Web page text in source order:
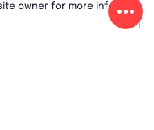
owner for more info.